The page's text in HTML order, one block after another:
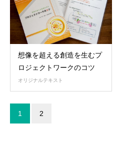
想像を超える創造を生むプ
ロジェクトワークのコツ
オリジナルテキスト
1 2